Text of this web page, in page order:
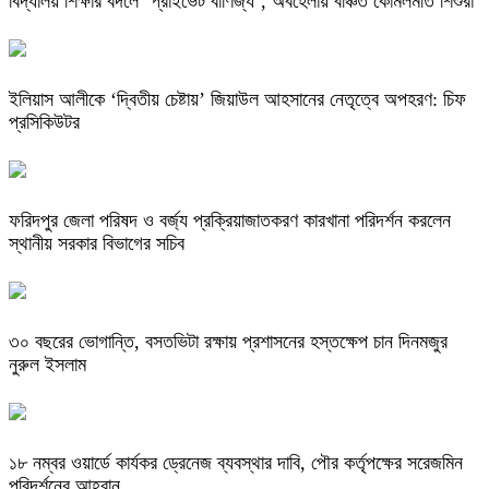
ইলিয়াস আলীকে ‘দ্বিতীয় চেষ্টায়’ জিয়াউল আহসানের নেতৃত্বে অপহরণ: চিফ
প্রসিকিউটর
ফরিদপুর জেলা পরিষদ ও বর্জ্য প্রক্রিয়াজাতকরণ কারখানা পরিদর্শন করলেন
স্থানীয় সরকার বিভাগের সচিব
৩০ বছরের ভোগান্তি, বসতভিটা রক্ষায় প্রশাসনের হস্তক্ষেপ চান দিনমজুর
নুরুল ইসলাম
১৮ নম্বর ওয়ার্ডে কার্যকর ড্রেনেজ ব্যবস্থার দাবি, পৌর কর্তৃপক্ষের সরেজমিন